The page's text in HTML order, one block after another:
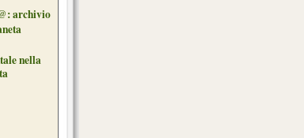
archivio
nella